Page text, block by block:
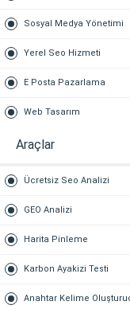
Sosyal Medya Yönetimi
Yerel Seo Hizmeti
E Posta Pazarlama
Web Tasarım
Araçlar
Ücretsiz Seo Analizi
GEO Analizi
Harita Pinleme
Karbon Ayakizi Testi
Anahtar Kelime